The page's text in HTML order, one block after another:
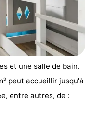
et une salle de bain.
peut accueillir jusqu'à
entre autres, de :